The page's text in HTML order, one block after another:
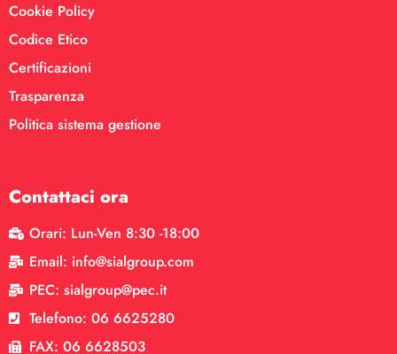
Cookie Policy
Codice Etico
Certificazioni
Trasparenza
Politica sistema gestione
Contattaci ora
Orari: Lun-Ven 8:30 -18:00
Email: info@sialgroup.com
PEC: sialgroup@pec.it
Telefono: 06 6625280
FAX: 06 6628503